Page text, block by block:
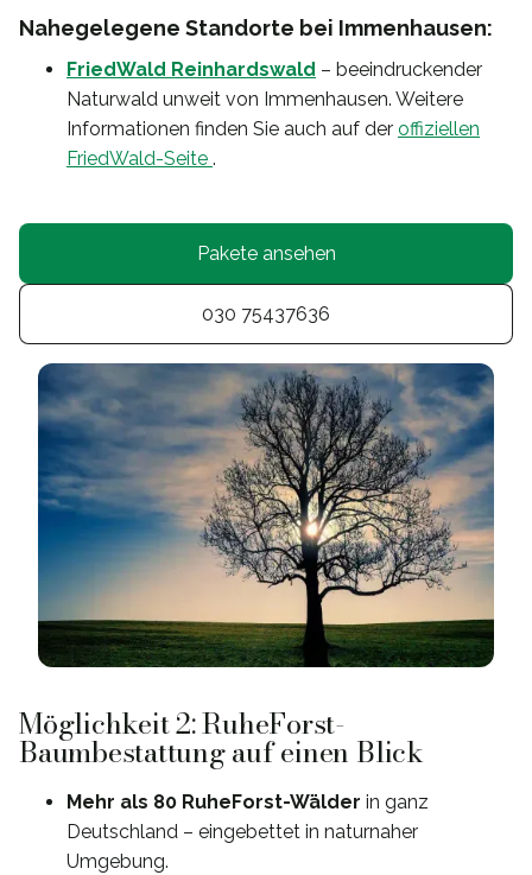
Nahegelegene Standorte bei Immenhausen:
FriedWald Reinhardswald – beeindruckender
Naturwald unweit von Immenhausen. Weitere
Informationen finden Sie auch auf der offiziellen
FriedWald-Seite .
Pakete ansehen
030 75437636
Möglichkeit 2: RuheForst-
Baumbestattung auf einen Blick
Mehr als 80 RuheForst-Wälder in ganz
Deutschland – eingebettet in naturnaher
Umgebung.